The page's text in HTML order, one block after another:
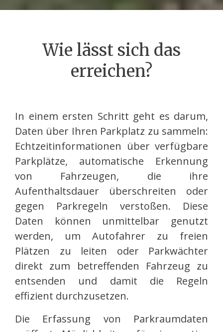
Wie lässt sich das
erreichen?
In einem ersten Schritt geht es darum,
Daten über Ihren Parkplatz zu sammeln:
Echtzeitinformationen über verfügbare
Parkplätze, automatische Erkennung
von Fahrzeugen, die ihre
Aufenthaltsdauer überschreiten oder
gegen Parkregeln verstoßen. Diese
Daten können unmittelbar genutzt
werden, um Autofahrer zu freien
Plätzen zu leiten oder Parkwächter
direkt zum betreffenden Fahrzeug zu
entsenden und damit die Regeln
effizient durchzusetzen.
Die Erfassung von Parkraumdaten